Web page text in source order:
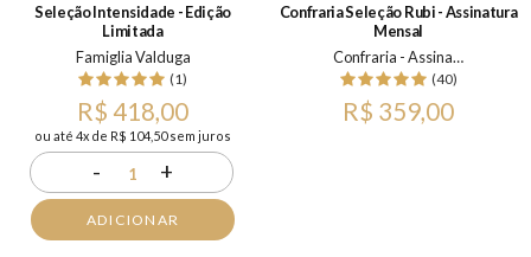
Seleção Intensidade - Edição
Limitada
Famiglia Valduga
(1)
R$ 418,00
ou até 4x de R$ 104,50 sem juros
- 1 +
ADICIONAR
Confraria Seleção Rubi - Assinatura
Mensal
Confraria - Assinatura Mensal
(40)
R$ 359,00